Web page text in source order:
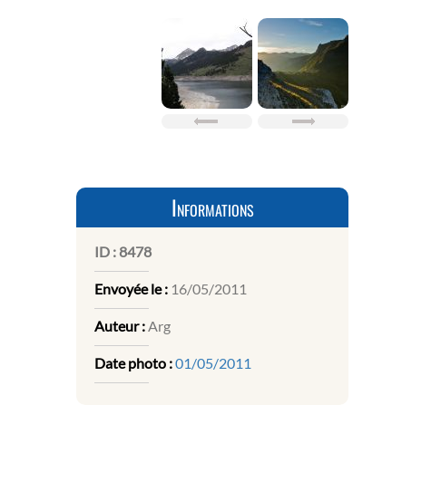
Informations
ID :8478
Envoyée le : 16/05/2011
Auteur :Arg
Date photo :01/05/2011